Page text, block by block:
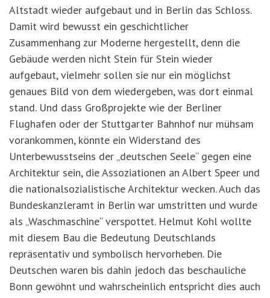
Altstadt wieder aufgebaut und in Berlin das Schloss.
Damit wird bewusst ein geschichtlicher
Zusammenhang zur Moderne hergestellt, denn die
Gebäude werden nicht Stein für Stein wieder
aufgebaut, vielmehr sollen sie nur ein möglichst
genaues Bild von dem wiedergeben, was dort einmal
stand. Und dass Großprojekte wie der Berliner
Flughafen oder der Stuttgarter Bahnhof nur mühsam
vorankommen, könnte ein Widerstand des
Unterbewusstseins der „deutschen Seele“ gegen eine
Architektur sein, die Assoziationen an Albert Speer und
die nationalsozialistische Architektur wecken. Auch das
Bundeskanzleramt in Berlin war umstritten und wurde
als „Waschmaschine“ verspottet. Helmut Kohl wollte
mit diesem Bau die Bedeutung Deutschlands
repräsentativ und symbolisch hervorheben. Die
Deutschen waren bis dahin jedoch das beschauliche
Bonn gewöhnt und wahrscheinlich entspricht dies auch